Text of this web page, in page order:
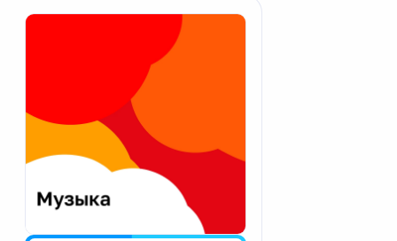
Екатеринбург
Калининград
Калуга